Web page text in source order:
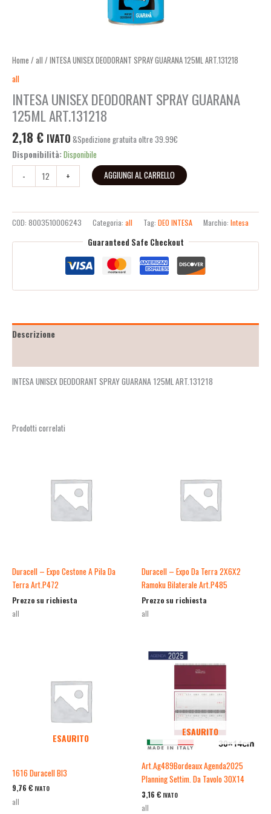
Home / all / INTESA UNISEX DEODORANT SPRAY GUARANA 125ML ART.131218
all
INTESA UNISEX DEODORANT SPRAY GUARANA
125ML ART.131218
2,18 € IVATO &Spedizione gratuita oltre 39.99€
Disponibilità:Disponibile
-
+ AGGIUNGI AL CARRELLO
COD: 8003510006243 Categoria: all Tag: DEO INTESA Marchio: Intesa
Guaranteed Safe Checkout
Descrizione
INTESA UNISEX DEODORANT SPRAY GUARANA 125ML ART.131218
Prodotti correlati
Duracell – Expo Cestone A Pila Da
Terra Art.P472
Prezzo su richiesta
all
Duracell – Expo Da Terra 2X6X2
Ramoku Bilaterale Art.P485
Prezzo su richiesta
all
ESAURITO
1616 Duracell Bl3
9,76 € IVATO
all
ESAURITO
Art.Ag489Bordeaux Agenda2025
Planning Settim. Da Tavolo 30X14
3,16 € IVATO
all